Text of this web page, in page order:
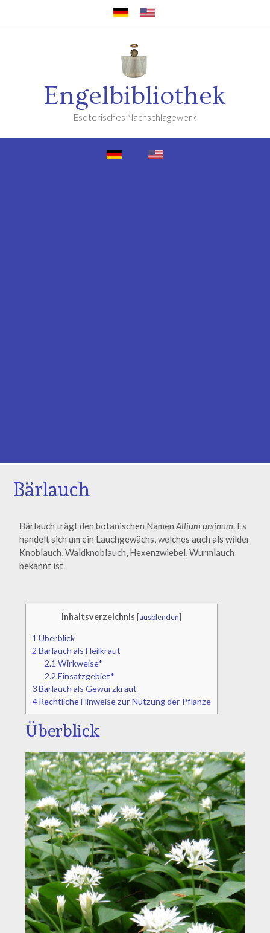
Engelbibliothek
Esoterisches Nachschlagewerk
Bärlauch
Bärlauch trägt den botanischen Namen Allium ursinum . Es
handelt sich um ein Lauchgewächs, welches auch als wilder
Knoblauch, Waldknoblauch, Hexenzwiebel, Wurmlauch
bekannt ist.
Inhaltsverzeichnis [ausblenden]
1 Überblick
2 Bärlauch als Heilkraut
2.1 Wirkweise*
2.2 Einsatzgebiet*
3Bärlauch als Gewürzkraut
4Rechtliche Hinweise zur Nutzung der Pflanze
Überblick